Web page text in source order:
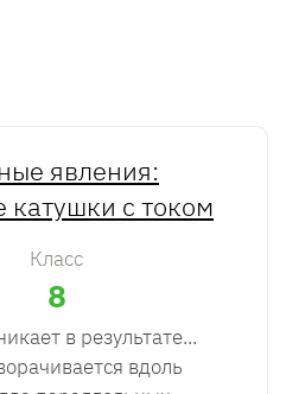
явления:
катушки с током
Класс
8
в результате...
вдоль